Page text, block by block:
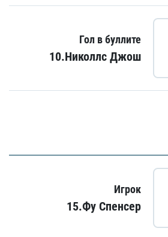
Гол в буллите
10.Николлс Джош
Игрок
15.Фу Спенсер